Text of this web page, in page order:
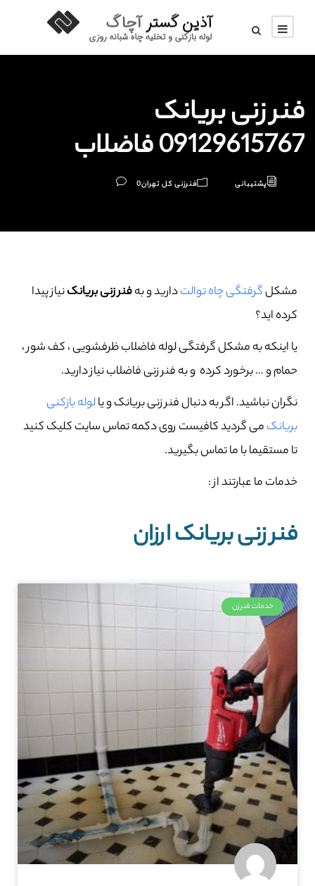
فنر زنی بریانک
09129615767 فاضلاب
پشتیبانی فنرزنی کل تهران0
مشکلگرفتگی چاه توالتدارید و بهفنر زنی بریانکنیاز پیدا
کرده اید؟
یا اینکه به مشکل گرفتگی لوله فاضلاب ظرفشویی ، کف شور ،
حمام و … برخورد کرده و به فنر زنی فاضلاب نیاز دارید.
نگران نباشید. اگر به دنبال فنر زنی بریانک و یالوله بازکنی
بریانکمی گردید کافیست روی دکمه تماس سایت کلیک کنید
تا مستقیما با ما تماس بگیرید.
خدمات ما عبارتند از :
فنر زنی بریانک ارزان
خدمات فنرزن